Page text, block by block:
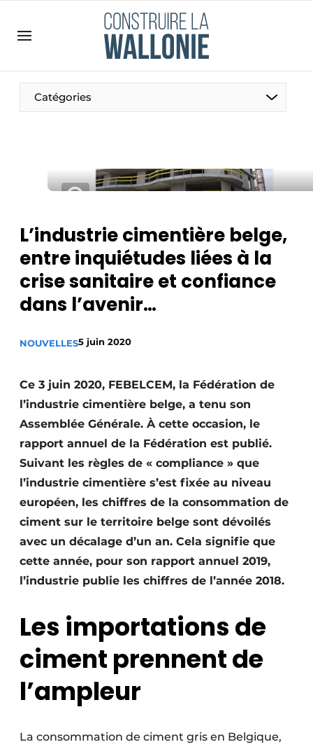
Emploi
Enregistrer une offre d’emploi
Meest gelezen
Podcasts
Privacy / Cookie statement
S’inscrire à l’événement
S’inscrire
Catégories
Construction bois
Contrôle d’accès
Éclairage
Fondations
Façades
Géotextiles
Protection solaire
Rénovation
Sécurité incendie
Software
L’industrie cimentière belge,
entre inquiétudes liées à la
crise sanitaire et confiance
dans l’avenir…
NOUVELLES5 juin 2020
Ce 3 juin 2020, FEBELCEM, la Fédération de
l’industrie cimentière belge, a tenu son
Assemblée Générale. À cette occasion, le
rapport annuel de la Fédération est publié.
Suivant les règles de « compliance » que
l’industrie cimentière s’est fixée au niveau
européen, les chiffres de la consommation de
ciment sur le territoire belge sont dévoilés
avec un décalage d’un an. Cela signifie que
cette année, pour son rapport annuel 2019,
l’industrie publie les chiffres de l’année 2018.
Les importations de
ciment prennent de
l’ampleur
La consommation de ciment gris en Belgique,